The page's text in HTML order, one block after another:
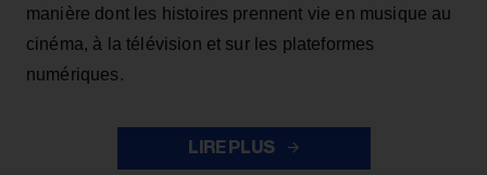
manière dont les histoires prennent vie en musique au
cinéma, à la télévision et sur les plateformes
numériques.
LIRE PLUS